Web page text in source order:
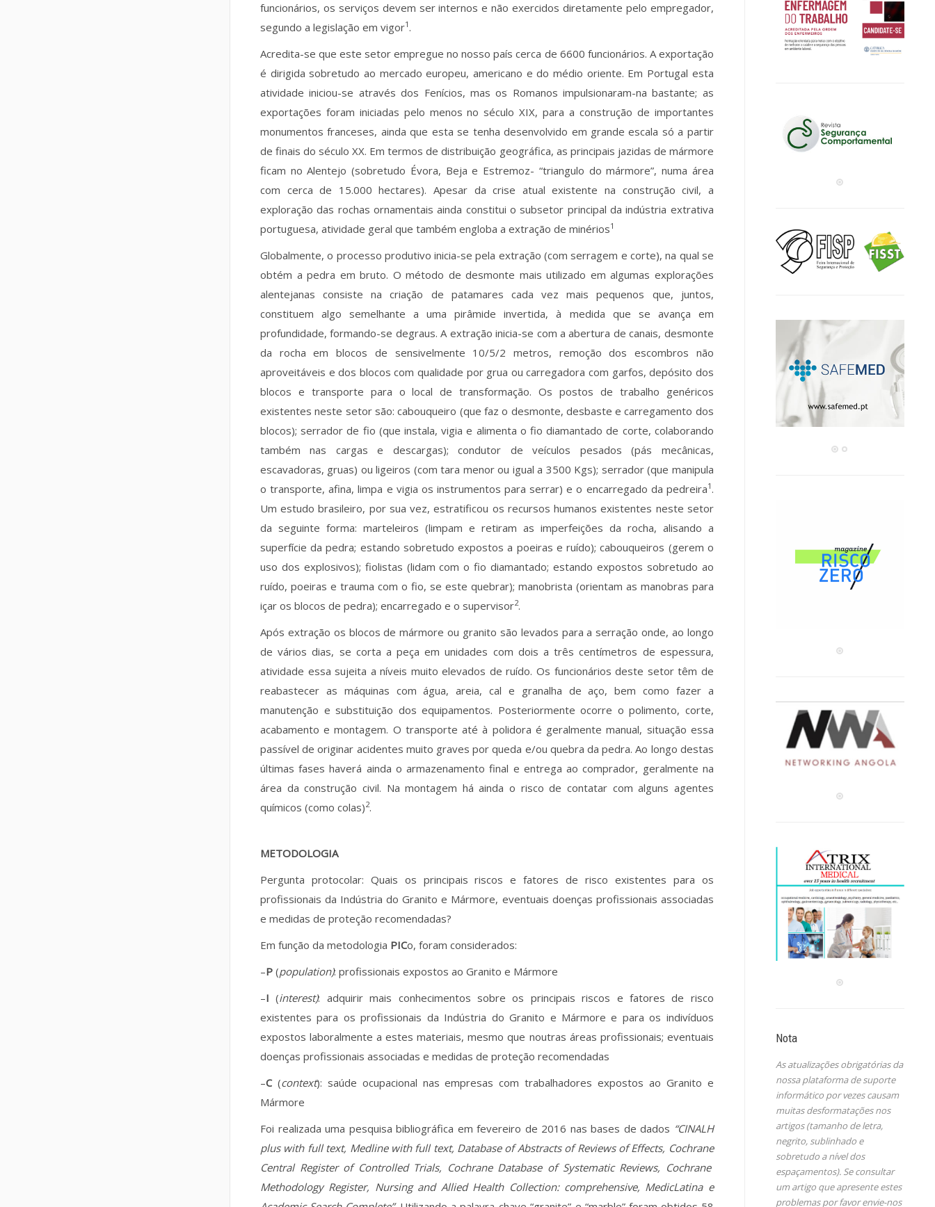
funcionários, os serviços devem ser internos e não exercidos diretamente pelo empregador,
segundo a legislação em vigor1.
Acredita-se que este setor empregue no nosso país cerca de 6600 funcionários. A exportação
é dirigida sobretudo ao mercado europeu, americano e do médio oriente. Em Portugal esta
atividade iniciou-se através dos Fenícios, mas os Romanos impulsionaram-na bastante; as
exportações foram iniciadas pelo menos no século XIX, para a construção de importantes
monumentos franceses, ainda que esta se tenha desenvolvido em grande escala só a partir
de finais do século XX. Em termos de distribuição geográfica, as principais jazidas de mármore
ficam no Alentejo (sobretudo Évora, Beja e Estremoz- “triangulo do mármore”, numa área
com cerca de 15.000 hectares). Apesar da crise atual existente na construção civil, a
exploração das rochas ornamentais ainda constitui o subsetor principal da indústria extrativa
portuguesa, atividade geral que também engloba a extração de minérios1
Globalmente, o processo produtivo inicia-se pela extração (com serragem e corte), na qual se
obtém a pedra em bruto. O método de desmonte mais utilizado em algumas explorações
alentejanas consiste na criação de patamares cada vez mais pequenos que, juntos,
constituem algo semelhante a uma pirâmide invertida, à medida que se avança em
profundidade, formando-se degraus. A extração inicia-se com a abertura de canais, desmonte
da rocha em blocos de sensivelmente 10/5/2 metros, remoção dos escombros não
aproveitáveis e dos blocos com qualidade por grua ou carregadora com garfos, depósito dos
blocos e transporte para o local de transformação. Os postos de trabalho genéricos
existentes neste setor são: cabouqueiro (que faz o desmonte, desbaste e carregamento dos
blocos); serrador de fio (que instala, vigia e alimenta o fio diamantado de corte, colaborando
também nas cargas e descargas); condutor de veículos pesados (pás mecânicas,
escavadoras, gruas) ou ligeiros (com tara menor ou igual a 3500 Kgs); serrador (que manipula
o transporte, afina, limpa e vigia os instrumentos para serrar) e o encarregado da pedreira1.
Um estudo brasileiro, por sua vez, estratificou os recursos humanos existentes neste setor
da seguinte forma: marteleiros (limpam e retiram as imperfeições da rocha, alisando a
superfície da pedra; estando sobretudo expostos a poeiras e ruído); cabouqueiros (gerem o
uso dos explosivos); fiolistas (lidam com o fio diamantado; estando expostos sobretudo ao
ruído, poeiras e trauma com o fio, se este quebrar); manobrista (orientam as manobras para
içar os blocos de pedra); encarregado e o supervisor2.
Após extração os blocos de mármore ou granito são levados para a serração onde, ao longo
de vários dias, se corta a peça em unidades com dois a três centímetros de espessura,
atividade essa sujeita a níveis muito elevados de ruído. Os funcionários deste setor têm de
reabastecer as máquinas com água, areia, cal e granalha de aço, bem como fazer a
manutenção e substituição dos equipamentos. Posteriormente ocorre o polimento, corte,
acabamento e montagem. O transporte até à polidora é geralmente manual, situação essa
passível de originar acidentes muito graves por queda e/ou quebra da pedra. Ao longo destas
últimas fases haverá ainda o armazenamento final e entrega ao comprador, geralmente na
área da construção civil. Na montagem há ainda o risco de contatar com alguns agentes
químicos (como colas)2.
METODOLOGIA
Pergunta protocolar: Quais os principais riscos e fatores de risco existentes para os
profissionais da Indústria do Granito e Mármore, eventuais doenças profissionais associadas
e medidas de proteção recomendadas?
Em função da metodologia PICo, foram considerados:
–P (population): profissionais expostos ao Granito e Mármore
–I (interest): adquirir mais conhecimentos sobre os principais riscos e fatores de risco
existentes para os profissionais da Indústria do Granito e Mármore e para os indivíduos
expostos laboralmente a estes materiais, mesmo que noutras áreas profissionais; eventuais
doenças profissionais associadas e medidas de proteção recomendadas
–C(context): saúde ocupacional nas empresas com trabalhadores expostos ao Granito e
Mármore
Foi realizada uma pesquisa bibliográfica em fevereiro de 2016 nas bases de dados “CINALH
plus with full text, Medline with full text, Database of Abstracts of Reviews of Effects, Cochrane
Central Register of Controlled Trials, Cochrane Database of Systematic Reviews, Cochrane
Methodology Register, Nursing and Allied Health Collection: comprehensive, MedicLatina e
Nota
As atualizações obrigatórias da
nossa plataforma de suporte
informático por vezes causam
muitas desformatações nos
artigos (tamanho de letra,
negrito, sublinhado e
sobretudo a nível dos
espaçamentos). Se consultar
um artigo que apresente estes
problemas por favor envie-nos